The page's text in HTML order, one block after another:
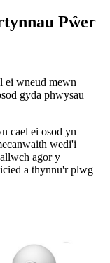
Pŵer
ei wneud mewn
gyda phwysau
cael ei osod yn
wedi'i
agor y
a thynnu'r plwg